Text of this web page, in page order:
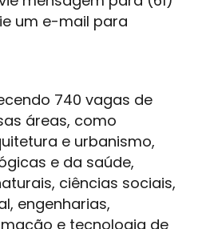
um e-mail para
740 vagas de
áreas, como
e urbanismo,
e da saúde,
ciências sociais,
engenharias,
e tecnologia de